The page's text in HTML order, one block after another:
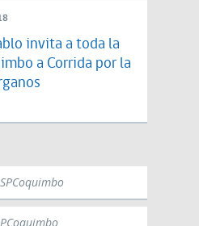
invita a toda la
a Corrida por la